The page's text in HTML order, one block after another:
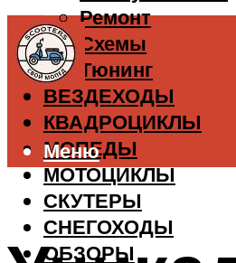
Ремонт
Схемы
Тюнинг
ВЕЗДЕХОДЫ
КВАДРОЦИКЛЫ
МОПЕДЫ
МОТОЦИКЛЫ
СКУТЕРЫ
СНЕГОХОДЫ
ОБЗОРЫ
Меню